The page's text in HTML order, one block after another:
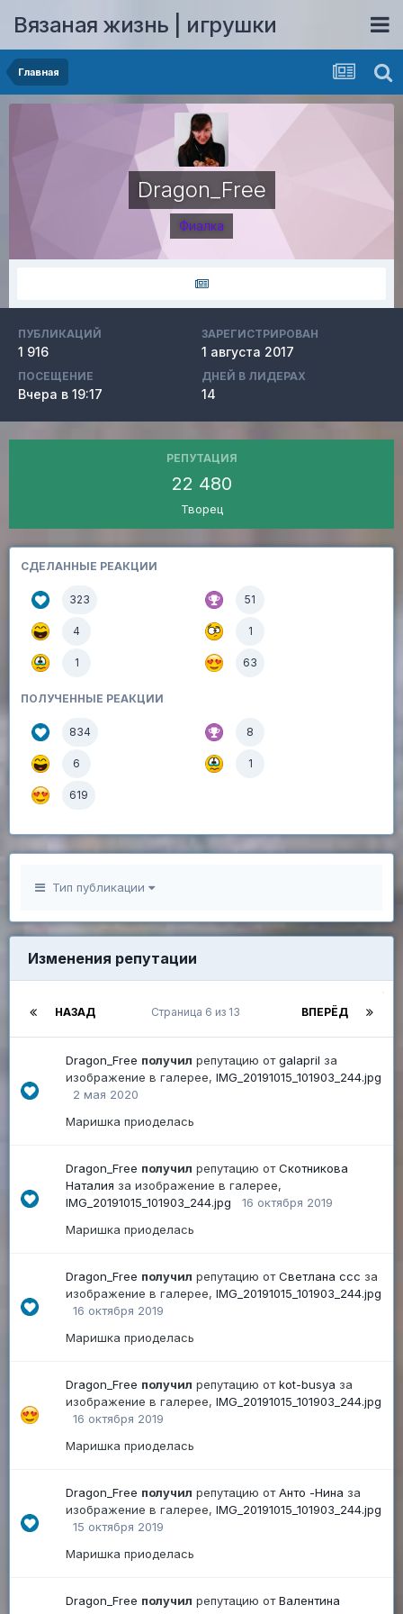
Вязаная жизнь | игрушки
Главная
Dragon_Free
Фиалка
ПУБЛИКАЦИЙ
1 916
ЗАРЕГИСТРИРОВАН
1 августа 2017
ПОСЕЩЕНИЕ
Вчера в 19:17
ДНЕЙ В ЛИДЕРАХ
14
РЕПУТАЦИЯ
22 480
Творец
СДЕЛАННЫЕ РЕАКЦИИ
323 51
4 1
1 63
ПОЛУЧЕННЫЕ РЕАКЦИИ
834 8
6 1
619
Тип публикации
Изменения репутации
НАЗАД ВПЕРЁД
Страница 6 из 13
Dragon_Free получил репутацию отgalapril за
изображение в галерее, IMG_20191015_101903_244.jpg
2 мая 2020
Маришка приоделась
Dragon_Free получил репутацию отСкотникова
Наталия за изображение в галерее,
IMG_20191015_101903_244.jpg
16 октября 2019
Маришка приоделась
Dragon_Free получил репутацию отСветлана ссс за
изображение в галерее, IMG_20191015_101903_244.jpg
16 октября 2019
Маришка приоделась
Dragon_Free получил репутацию отkot-busya за
изображение в галерее, IMG_20191015_101903_244.jpg
16 октября 2019
Маришка приоделась
Dragon_Free получил репутацию отАнто -Нина за
изображение в галерее, IMG_20191015_101903_244.jpg
15 октября 2019
Маришка приоделась
Dragon_Free получил репутацию отВалентина